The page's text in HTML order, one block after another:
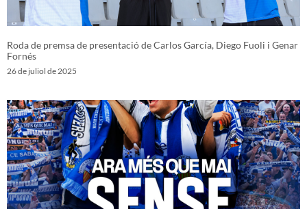
Roda de premsa de presentació de Carlos García, Diego Fuoli i Genar
Fornés
26 de juliol de 2025